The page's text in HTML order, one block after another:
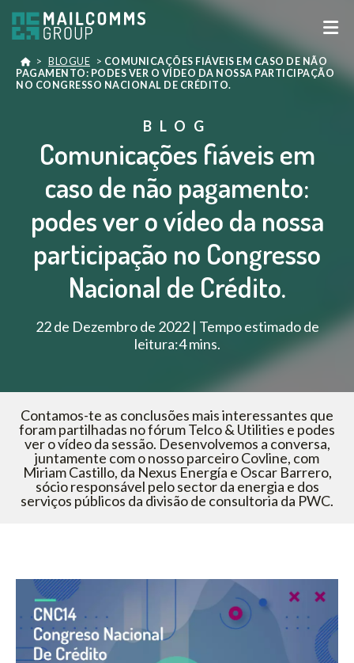
> BLOGUE > COMUNICAÇÕES FIÁVEIS EM CASO DE NÃO
PAGAMENTO: PODES VER O VÍDEO DA NOSSA PARTICIPAÇÃO
NO CONGRESSO NACIONAL DE CRÉDITO.
BLOG
Comunicações fiáveis em
caso de não pagamento:
podes ver o vídeo da nossa
participação no Congresso
Nacional de Crédito.
22 de Dezembro de 2022 | Tempo estimado de
leitura:4 mins.
Contamos-te as conclusões mais interessantes que
foram partilhadas no fórum Telco & Utilities e podes
ver o vídeo da sessão. Desenvolvemos a conversa,
juntamente com o nosso parceiro Covline, com
Miriam Castillo, da Nexus Energía e Oscar Barrero,
sócio responsável pelo sector da energia e dos
serviços públicos da divisão de consultoria da PWC.